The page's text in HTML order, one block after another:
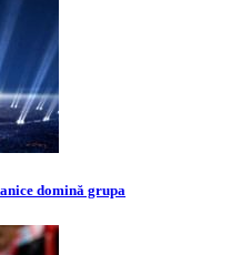
domină grupa